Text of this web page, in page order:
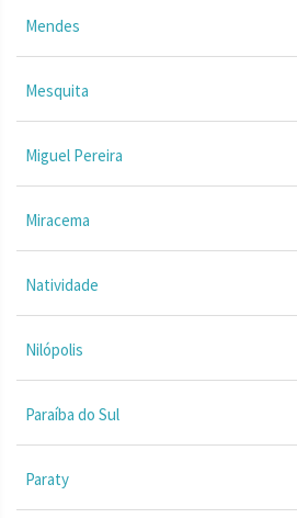
Mendes
Mesquita
Miguel Pereira
Miracema
Natividade
Nilópolis
Paraíba do Sul
Paraty